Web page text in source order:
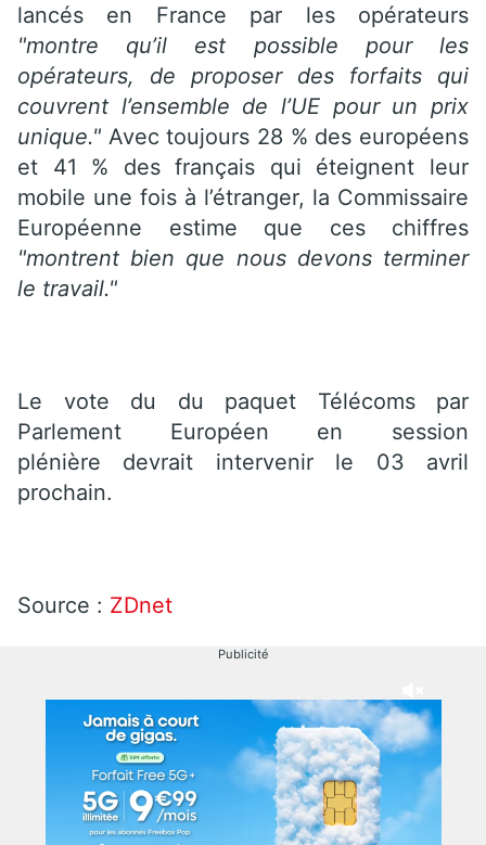
lancés en France par les opérateurs
"montre qu’il est possible pour les
opérateurs, de proposer des forfaits qui
couvrent l’ensemble de l’UE pour un prix
unique." Avec toujours 28 % des européens
et 41 % des français qui éteignent leur
mobile une fois à l’étranger, la Commissaire
Européenne estime que ces chiffres
"montrent bien que nous devons terminer
le travail."
Le vote du du paquet Télécoms par
Parlement Européen en session
plénière devrait intervenir le 03 avril
prochain.
Source : ZDnet
Publicité